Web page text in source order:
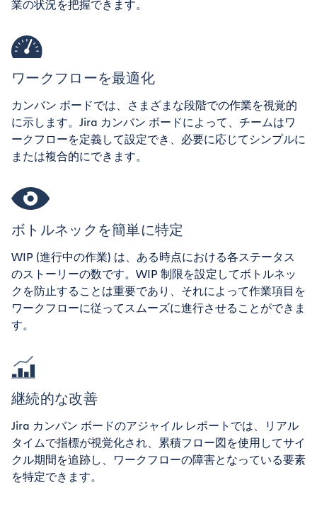
業の状況を把握できます。
ワークフローを最適化
カンバン ボードでは、さまざまな段階での作業を視覚的
に示します。Jira カンバン ボードによって、チームはワ
ークフローを定義して設定でき、必要に応じてシンプルに
または複合的にできます。
ボトルネックを簡単に特定
WIP (進行中の作業) は、ある時点における各ステータス
のストーリーの数です。WIP 制限を設定してボトルネッ
クを防止することは重要であり、それによって作業項目を
ワークフローに従ってスムーズに進行させることができま
す。
継続的な改善
Jira カンバン ボードのアジャイル レポートでは、リアル
タイムで指標が視覚化され、累積フロー図を使用してサイ
クル期間を追跡し、ワークフローの障害となっている要素
を特定できます。